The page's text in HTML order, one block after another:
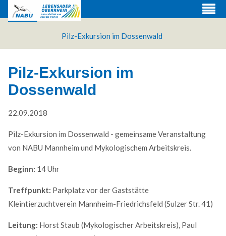
Pilz-Exkursion im Dossenwald
Pilz-Exkursion im
Dossenwald
22.09.2018
Pilz-Exkursion im Dossenwald - gemeinsame Veranstaltung
von NABU Mannheim und Mykologischem Arbeitskreis.
Beginn: 14 Uhr
Treffpunkt: Parkplatz vor der Gaststätte
Kleintierzuchtverein Mannheim-Friedrichsfeld (Sulzer Str. 41)
Leitung: Horst Staub (Mykologischer Arbeitskreis), Paul
Lorem ipsum dolor sit amet, consectetuer adipiscing